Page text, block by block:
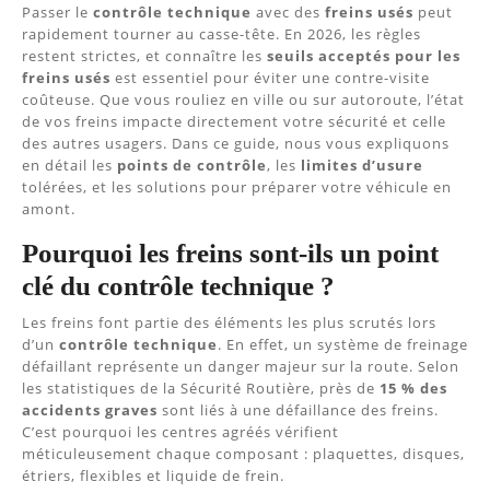
Passer le contrôle technique avec des freins usés peut
rapidement tourner au casse-tête. En 2026, les règles
restent strictes, et connaître les seuils acceptés pour les
freins usés est essentiel pour éviter une contre-visite
coûteuse. Que vous rouliez en ville ou sur autoroute, l’état
de vos freins impacte directement votre sécurité et celle
des autres usagers. Dans ce guide, nous vous expliquons
en détail les points de contrôle, les limites d’usure
tolérées, et les solutions pour préparer votre véhicule en
amont.
Pourquoi les freins sont-ils un point
clé du contrôle technique ?
Les freins font partie des éléments les plus scrutés lors
d’un contrôle technique. En effet, un système de freinage
défaillant représente un danger majeur sur la route. Selon
les statistiques de la Sécurité Routière, près de 15 % des
accidents graves sont liés à une défaillance des freins.
C’est pourquoi les centres agréés vérifient
méticuleusement chaque composant : plaquettes, disques,
étriers, flexibles et liquide de frein.